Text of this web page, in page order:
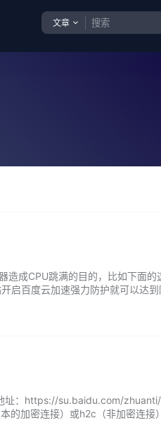
文章
成CPU跳满的目的，比如下面的
百度云加速强力防护就可以达到
地址：https://su.baidu.com/
的加密连接）或h2c（非加密连